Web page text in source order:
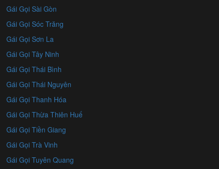
Gái Gọi Sài Gòn
Gái Gọi Sóc Trăng
Gái Gọi Sơn La
Gái Gọi Tây Ninh
Gái Gọi Thái Bình
Gái Gọi Thái Nguyên
Gái Gọi Thanh Hóa
Gái Gọi Thừa Thiên Huế
Gái Gọi Tiền Giang
Gái Gọi Trà Vinh
Gái Gọi Tuyên Quang